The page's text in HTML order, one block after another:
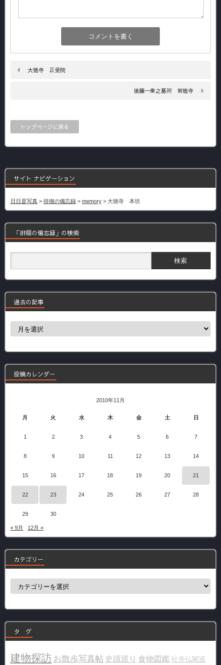
大徳寺 正受院
後藤一乗之墓所 常徳寺
トップページに戻る
サイト ナビゲーション
日日是写真 > 徘徊の備忘録 > memory > 大徳寺 本坊
「徘徊の備忘録」の検索
過去の記事
事
投稿カレンダー
2010年11月
月 火 水 木 金 土 日
1 2 3 4 5 6 7
8 9 10 11 12 13 14
15 16 17 18 19 20 21
22 23 24 25 26 27 28
29 30
« 9月 12月 »
カテゴリー
ー
タ グ
建物探訪 お散歩写真帖 史蹟巡り 食物図鑑 社寺仏閣巡